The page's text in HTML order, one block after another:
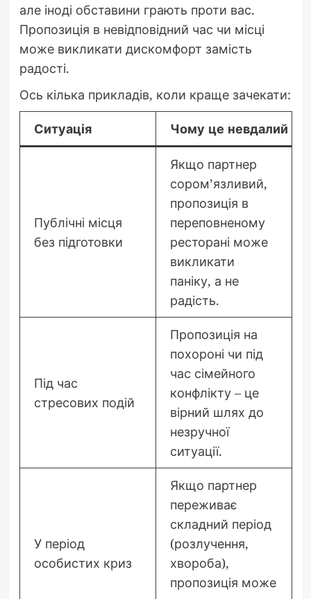
але іноді обставини грають проти вас.
Пропозиція в невідповідний час чи місці
може викликати дискомфорт замість
радості.
Ось кілька прикладів, коли краще зачекати:
Ситуація Чому це невдалий
Публічні місця
без підготовки
Якщо партнер
сором’язливий,
пропозиція в
переповненому
ресторані може
викликати
паніку, а не
радість.
Під час
стресових подій
Пропозиція на
похороні чи під
час сімейного
конфлікту – це
вірний шлях до
незручної
ситуації.
У період
особистих криз
Якщо партнер
переживає
складний період
(розлучення,
хвороба),
пропозиція може